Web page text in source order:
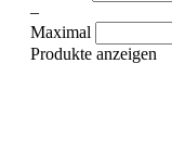
–
Maximal
Produkte anzeigen